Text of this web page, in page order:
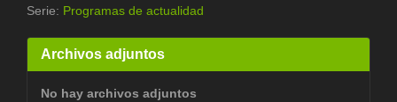
Serie: Programas de actualidad
Archivos adjuntos
No hay archivos adjuntos